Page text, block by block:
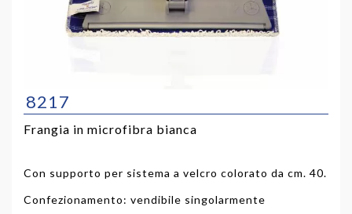
8217
Frangia in microfibra bianca
Con supporto per sistema a velcro colorato da cm. 40.
Confezionamento: vendibile singolarmente